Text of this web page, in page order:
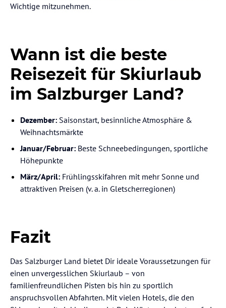
Wichtige mitzunehmen.
Wann ist die beste
Reisezeit für Skiurlaub
im Salzburger Land?
Dezember: Saisonstart, besinnliche Atmosphäre &
Weihnachtsmärkte
Januar/Februar: Beste Schneebedingungen, sportliche
Höhepunkte
März/April: Frühlingsskifahren mit mehr Sonne und
attraktiven Preisen (v. a. in Gletscherregionen)
Fazit
Das Salzburger Land bietet Dir ideale Voraussetzungen für
einen unvergesslichen Skiurlaub – von
familienfreundlichen Pisten bis hin zu sportlich
anspruchsvollen Abfahrten. Mit vielen Hotels, die den